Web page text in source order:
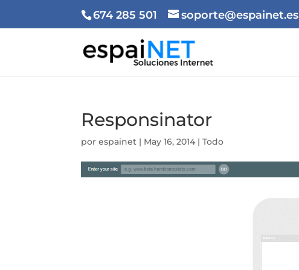
674 285 501 soporte@espainet.es
Responsinator
porespainet | May 16, 2014 |Todo